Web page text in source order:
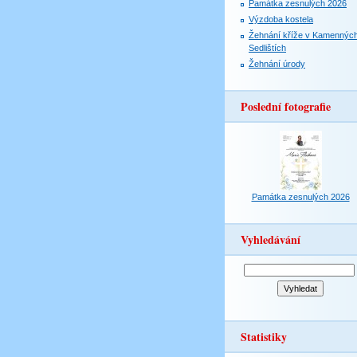
Památka zesnulých 2026
Výzdoba kostela
Žehnání kříže v
Sedlištích
Žehnání úrody
Poslední fotografie
Památka zesnulých 2026
Vyhledávání
Statistiky